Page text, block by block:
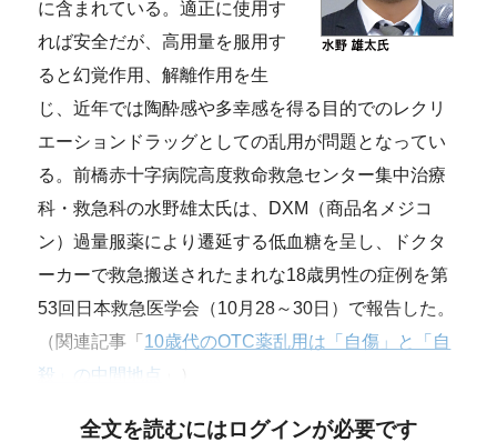
に含まれている。適正に使用す
れば安全だが、高用量を服用す
ると幻覚作用、解離作用を生
じ、近年では陶酔感や多幸感を得る目的でのレクリ
エーションドラッグとしての乱用が問題となってい
る。前橋赤十字病院高度救命救急センター集中治療
科・救急科の水野雄太氏は、DXM（商品名メジコ
ン）過量服薬により遷延する低血糖を呈し、ドクタ
ーカーで救急搬送されたまれな18歳男性の症例を第
53回日本救急医学会（10月28～30日）で報告した。
（関連記事「 10歳代のOTC薬乱用は「自傷」と「自
殺」の中間地点
全文を読むにはログインが必要です